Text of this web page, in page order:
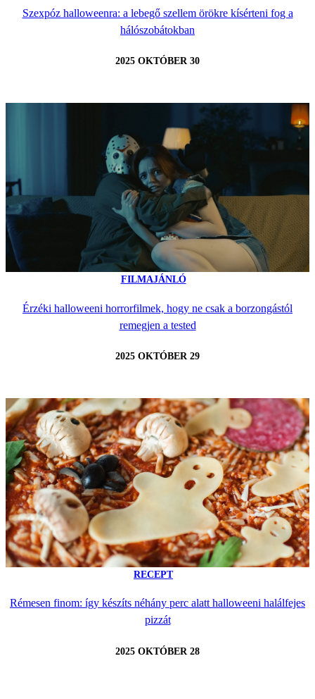
Szexpóz halloweenra: a lebegő szellem örökre kísérteni fog a
hálószobátokban
2025 OKTÓBER 30
FILMAJÁNLÓ
Érzéki halloweeni horrorfilmek, hogy ne csak a borzongástól
remegjen a tested
2025 OKTÓBER 29
RECEPT
Rémesen finom: így készíts néhány perc alatt halloweeni halálfejes
pizzát
2025 OKTÓBER 28